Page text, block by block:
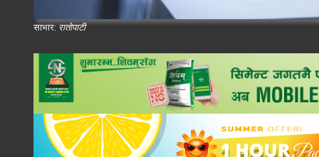
साभार: रातोपाटी